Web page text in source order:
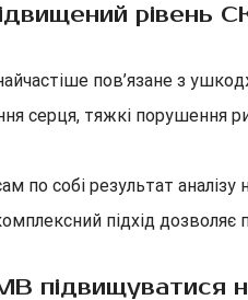
рівень
пов’язане з
серця, тяжкі порушення
по собі результат
підхід дозволяє
підвищуватися